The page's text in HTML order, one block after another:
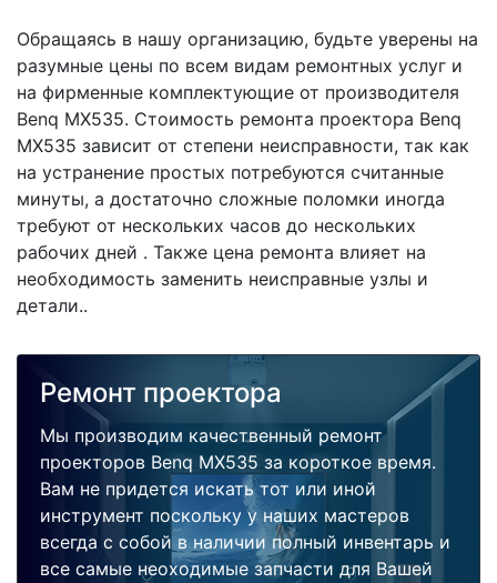
Обращаясь в нашу организацию, будьте уверены на
разумные цены по всем видам ремонтных услуг и
на фирменные комплектующие от производителя
Benq MX535. Стоимость ремонта проектора Benq
MX535 зависит от степени неисправности, так как
на устранение простых потребуются считанные
минуты, а достаточно сложные поломки иногда
требуют от нескольких часов до нескольких
рабочих дней . Также цена ремонта влияет на
необходимость заменить неисправные узлы и
детали..
Ремонт проектора
Мы производим качественный ремонт
проекторов Benq MX535 за короткое время.
Вам не придется искать тот или иной
инструмент поскольку у наших мастеров
всегда с собой в наличии полный инвентарь и
все самые неоходимые запчасти для Вашей